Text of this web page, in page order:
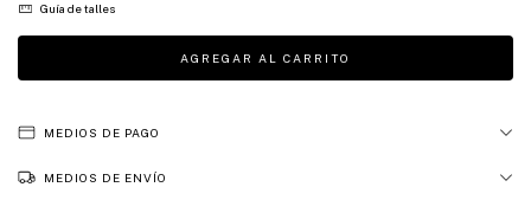
Guía de talles
MEDIOS DE PAGO
MEDIOS DE ENVÍO